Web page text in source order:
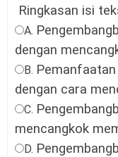
Ringkasan isi
A.
dengan
B.
dengan cara
C.
mencangkok
D.